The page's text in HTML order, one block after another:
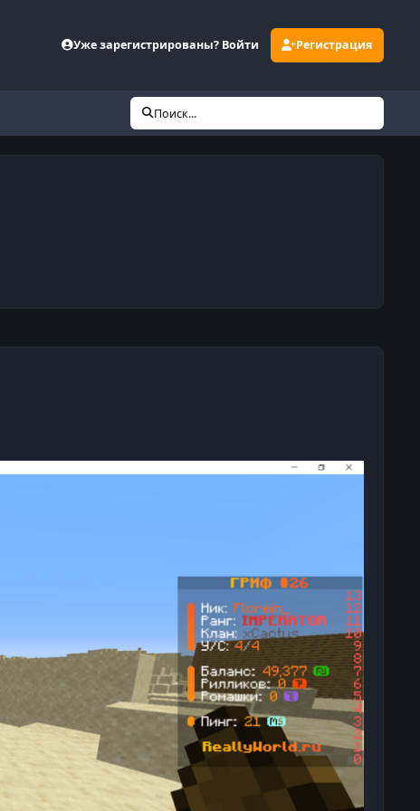
Уже зарегистрированы? Войти Регистрация
Поиск...